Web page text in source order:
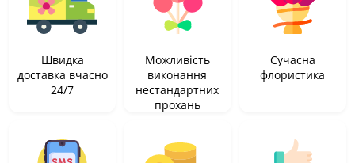
Швидка
доставка вчасно
24/7
Можливість
виконання
нестандартних
прохань
Сучасна
флористика